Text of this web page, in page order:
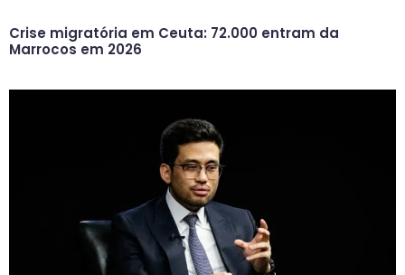
Crise migratória em Ceuta: 72.000 entram da
Marrocos em 2026